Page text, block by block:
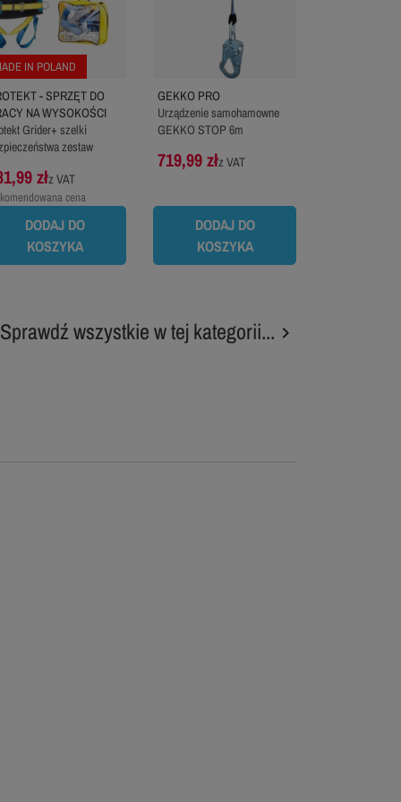
IN POLAND
- SPRZĘT DO
NA WYSOKOŚCI
Grider+ szelki
zestaw
złz VAT
cena
DODAJ DO
KOSZYKA
GEKKO PRO
Urządzenie samohamowne
GEKKO STOP 6m
719,99 złz VAT
DODAJ DO
KOSZYKA
Sprawdź wszystkie w tej kategorii... 